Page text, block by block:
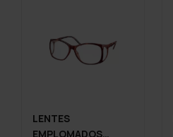
LENTES
EMPLOMADOS